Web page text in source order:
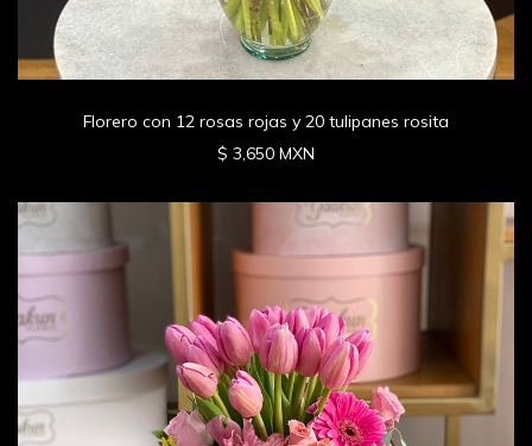
Florero con 12 rosas rojas y 20 tulipanes rosita
$ 3,650 MXN